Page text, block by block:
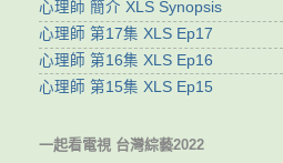
心理師 簡介 XLS Synopsis
心理師 第17集 XLS Ep17
心理師 第16集 XLS Ep16
心理師 第15集 XLS Ep15
一起看電視 台灣綜藝2022